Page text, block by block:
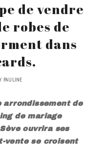
de vendre
robes de
dans
PAULINE
arrondissement de
de mariage
ouvrira ses
vente se croisent